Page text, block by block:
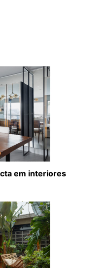
em interiores